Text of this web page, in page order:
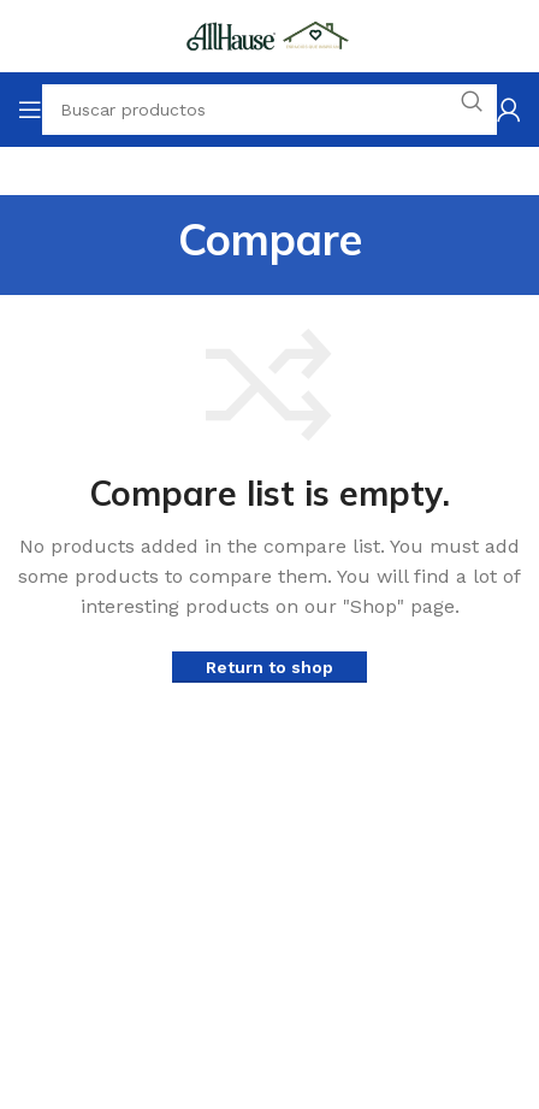
Compare
Compare list is empty.
No products added in the compare list. You must add
some products to compare them. You will find a lot of
interesting products on our "Shop" page.
Return to shop